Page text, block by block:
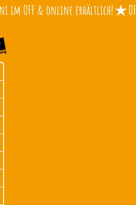
im OFF & online erhältlich!